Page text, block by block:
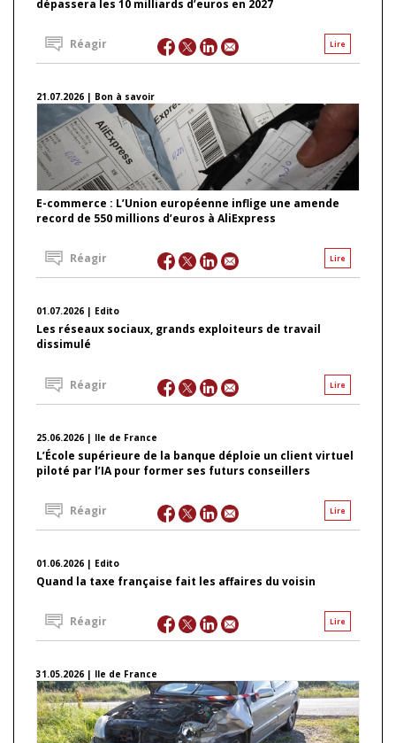
dépassera les 10 milliards d’euros en 2027
Lire
Réagir
21.07.2026 | Bon à savoir
E-commerce : L’Union européenne inflige une amende
record de 550 millions d’euros à AliExpress
Lire
Réagir
01.07.2026 | Edito
Les réseaux sociaux, grands exploiteurs de travail
dissimulé
Lire
Réagir
25.06.2026 | Ile de France
L’École supérieure de la banque déploie un client virtuel
piloté par l’IA pour former ses futurs conseillers
Lire
Réagir
01.06.2026 | Edito
Quand la taxe française fait les affaires du voisin
Lire
Réagir
31.05.2026 | Ile de France